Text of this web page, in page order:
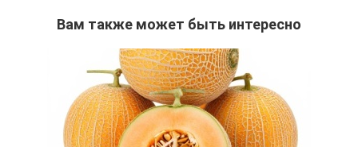
Вам также может быть интересно